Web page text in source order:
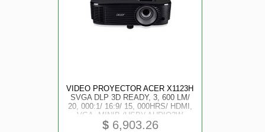
VIDEO PROYECTOR ACER X1123H
SVGA DLP 3D READY, 3, 600 LM/
20, 000:1/ 16:9/ 15, 000HRS/ HDMI,
VGA, MINIB (USB)/ AUDIO3W
$6,903.26